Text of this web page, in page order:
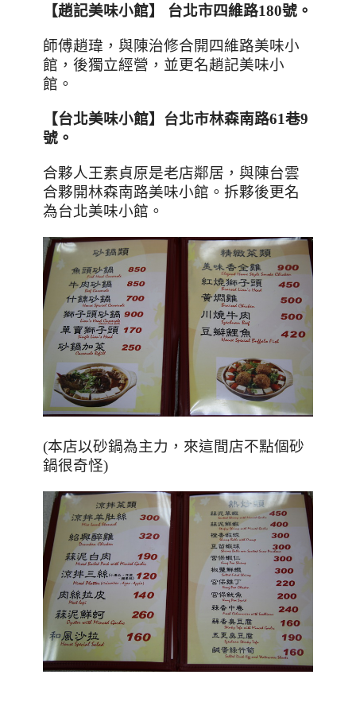
【趙記美味小館】 台北市四維路180號。
師傅趙瑋，與陳治修合開四維路美味小
館，後獨立經營，並更名趙記美味小
館。
【台北美味小館】 台北市林森南路61巷9
號。
合夥人王素貞原是老店鄰居，與陳台雲
合夥開林森南路美味小館。拆夥後更名
為台北美味小館。
(本店以砂鍋為主力，來這間店不點個砂
鍋很奇怪)